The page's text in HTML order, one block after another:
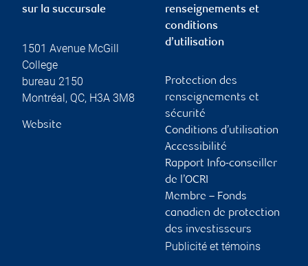
sur la succursale
1501 Avenue McGill
College
bureau 2150
Montréal, QC, H3A 3M8
Website
renseignements et
conditions
d’utilisation
Protection des
renseignements et
sécurité
Conditions d’utilisation
Accessibilité
Rapport Info-conseiller
de l’OCRI
Membre – Fonds
canadien de protection
des investisseurs
Publicité et témoins